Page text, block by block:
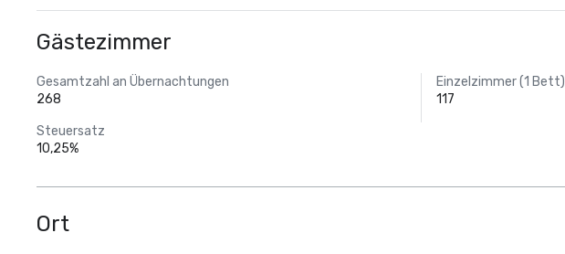
Gästezimmer
Gesamtzahl an Übernachtungen
268
Einzelzimmer (1 Bett)
117
Steuersatz
10,25%
Ort